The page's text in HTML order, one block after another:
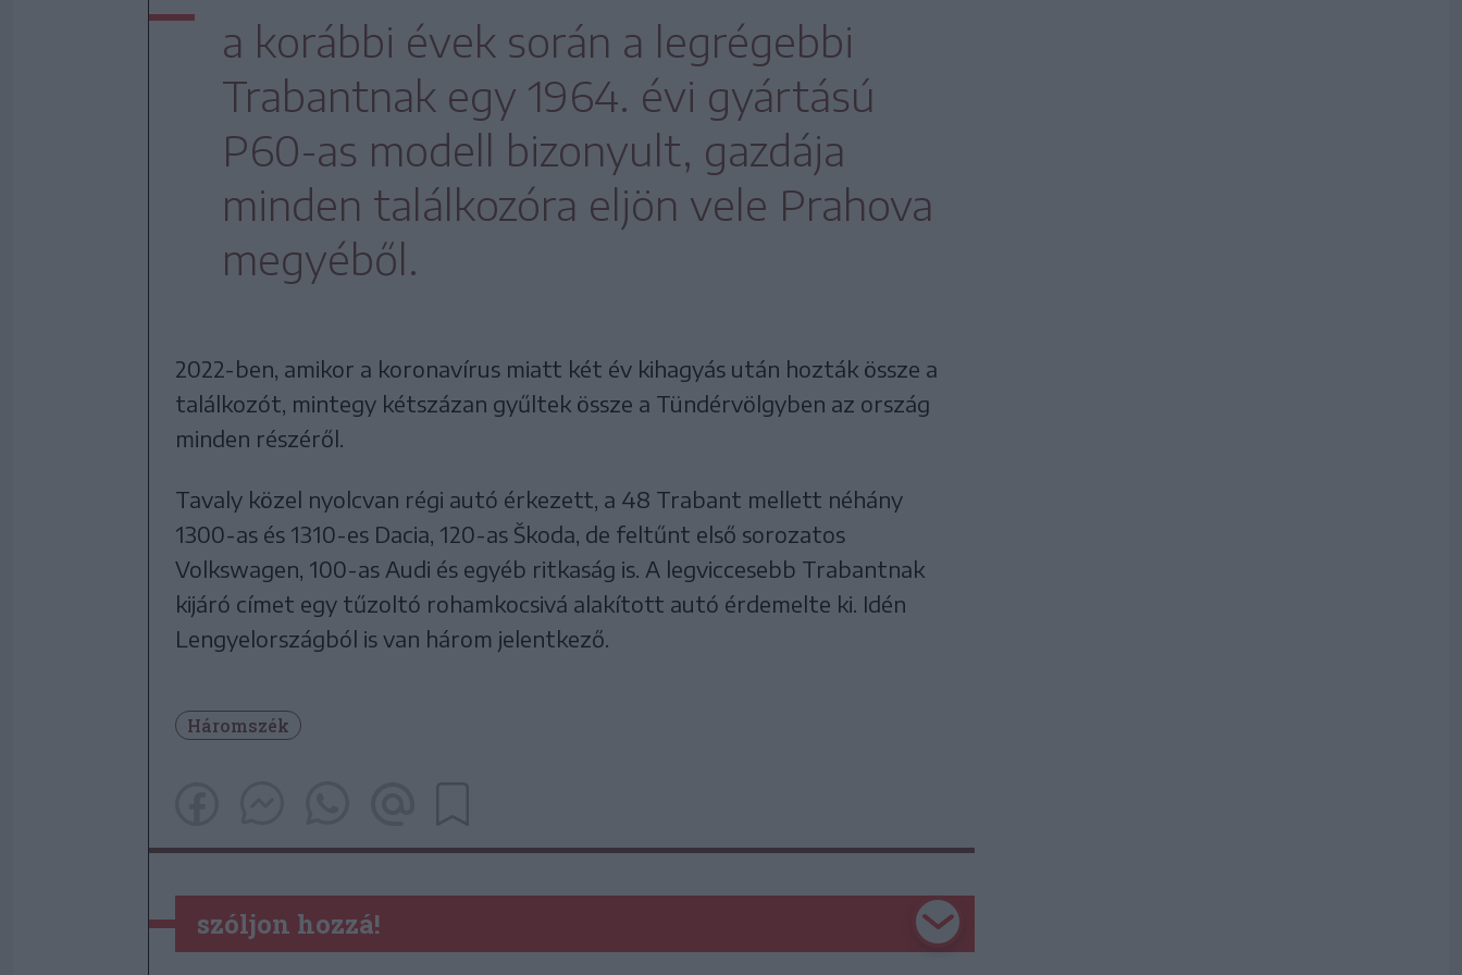
a korábbi évek során a legrégebbi
Trabantnak egy 1964. évi gyártású
P60-as modell bizonyult, gazdája
minden találkozóra eljön vele Prahova
megyéből.
2022-ben, amikor a koronavírus miatt két év kihagyás után hozták össze a
találkozót, mintegy kétszázan gyűltek össze a Tündérvölgyben az ország
minden részéről.
Tavaly közel nyolcvan régi autó érkezett, a 48 Trabant mellett néhány
1300-as és 1310-es Dacia, 120-as Škoda, de feltűnt első sorozatos
Volkswagen, 100-as Audi és egyéb ritkaság is. A legviccesebb Trabantnak
kijáró címet egy tűzoltó rohamkocsivá alakított autó érdemelte ki. Idén
Lengyelországból is van három jelentkező.
Háromszék
szóljon hozzá!